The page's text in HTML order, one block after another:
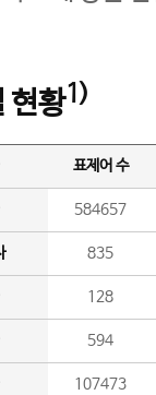
현황1)
표제어 수
584657
835
128
594
107473